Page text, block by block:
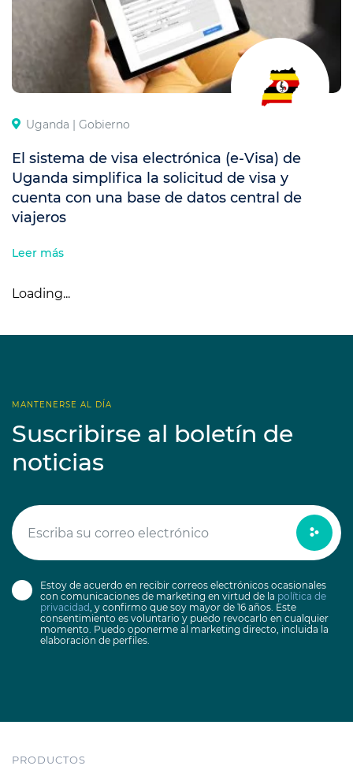
Uganda | Gobierno
El sistema de visa electrónica (e-Visa) de
Uganda simplifica la solicitud de visa y
cuenta con una base de datos central de
viajeros
Leer más
Loading...
MANTENERSE AL DÍA
Suscribirse al boletín de
noticias
Estoy de acuerdo en recibir correos electrónicos ocasionales
con comunicaciones de marketing en virtud de la política de
privacidad, y confirmo que soy mayor de 16 años. Este
consentimiento es voluntario y puedo revocarlo en cualquier
momento. Puedo oponerme al marketing directo, incluida la
elaboración de perfiles.
PRODUCTOS